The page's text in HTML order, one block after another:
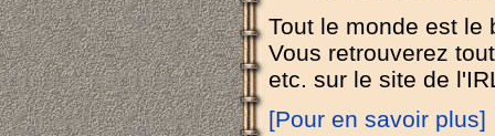
Tout le monde est le
Vous retrouverez
etc. sur le site de
[Pour en savoir plus]